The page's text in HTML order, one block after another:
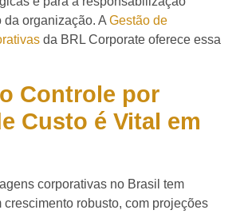
organização. A Gestão de
da BRL Corporate oferece essa
Controle por
Custo é Vital em
corporativas no Brasil tem
crescimento robusto, com projeções